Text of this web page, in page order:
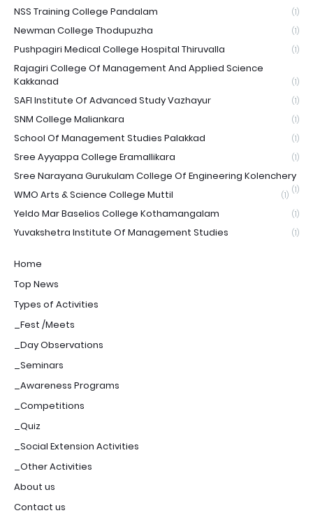
NSS Training College Pandalam (1)
Newman College Thodupuzha (1)
Pushpagiri Medical College Hospital Thiruvalla (1)
Rajagiri College Of Management And Applied Science
Kakkanad
(1)
SAFI Institute Of Advanced Study Vazhayur (1)
SNM College Maliankara (1)
School Of Management Studies Palakkad (1)
Sree Ayyappa College Eramallikara (1)
Sree Narayana Gurukulam College Of Engineering Kolenchery
(1)
WMO Arts & Science College Muttil (1)
Yeldo Mar Baselios College Kothamangalam (1)
Yuvakshetra Institute Of Management Studies (1)
Home
Top News
Types of Activities
_Fest /Meets
_Day Observations
_Seminars
_Awareness Programs
_Competitions
_Quiz
_Social Extension Activities
_Other Activities
About us
Contact us